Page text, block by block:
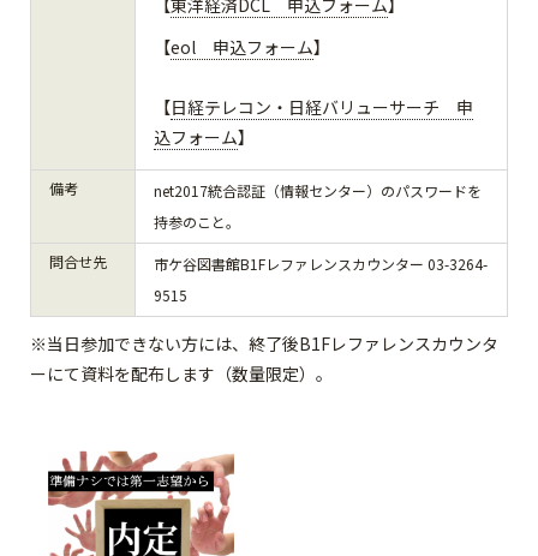
【東洋経済DCL 申込フォーム】
【eol 申込フォーム】
【日経テレコン・日経バリューサーチ 申
込フォーム】
備考
net2017統合認証（情報センター）のパスワードを
持参のこと。
問合せ先
市ケ谷図書館B1Fレファレンスカウンター 03-3264-
9515
※当日参加できない方には、終了後B1Fレファレンスカウンタ
ーにて資料を配布します（数量限定）。